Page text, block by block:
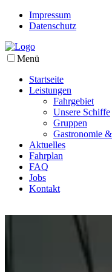
Impressum
Datenschutz
Menü
Startseite
Leistungen
Fahrgebiet
Unsere Schiffe
Gruppen
Gastronomie
Aktuelles
Fahrplan
FAQ
Jobs
Kontakt